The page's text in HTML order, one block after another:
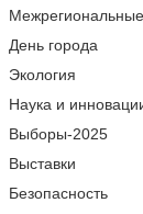
День города
Экология
Наука и
Выборы-2025
Выставки
Безопасность